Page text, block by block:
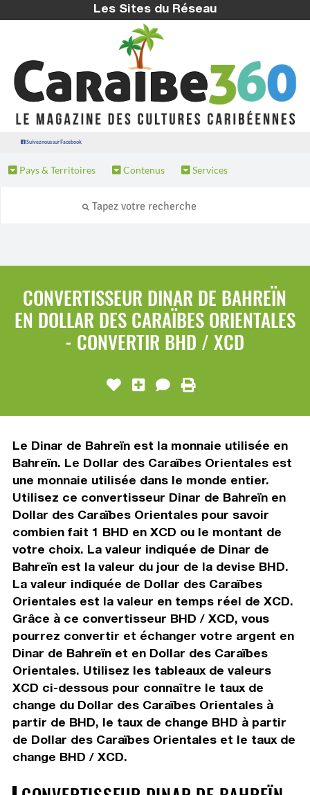
Les Sites du Réseau
Suivez nous sur Facebook
Pays & Territoires Contenus Services
CONVERTISSEUR DINAR DE BAHREÏN
EN DOLLAR DES CARAÏBES ORIENTALES
- CONVERTIR BHD / XCD
Le Dinar de Bahreïn est la monnaie utilisée en
Bahreïn. Le Dollar des Caraïbes Orientales est
une monnaie utilisée dans le monde entier.
Utilisez ce convertisseur Dinar de Bahreïn en
Dollar des Caraïbes Orientales pour savoir
combien fait 1 BHD en XCD ou le montant de
votre choix. La valeur indiquée de Dinar de
Bahreïn est la valeur du jour de la devise BHD.
La valeur indiquée de Dollar des Caraïbes
Orientales est la valeur en temps réel de XCD.
Grâce à ce convertisseur BHD / XCD, vous
pourrez convertir et échanger votre argent en
Dinar de Bahreïn et en Dollar des Caraïbes
Orientales. Utilisez les tableaux de valeurs
XCD ci-dessous pour connaître le taux de
change du Dollar des Caraïbes Orientales à
partir de BHD, le taux de change BHD à partir
de Dollar des Caraïbes Orientales et le taux de
change BHD / XCD.